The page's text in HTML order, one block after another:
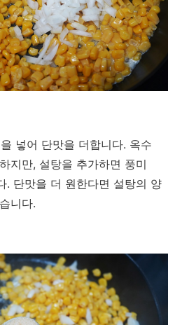
넣어 단맛을 더합니다. 옥수
지만, 설탕을 추가하면 풍미
. 단맛을 더 원한다면 설탕의 양
니다.